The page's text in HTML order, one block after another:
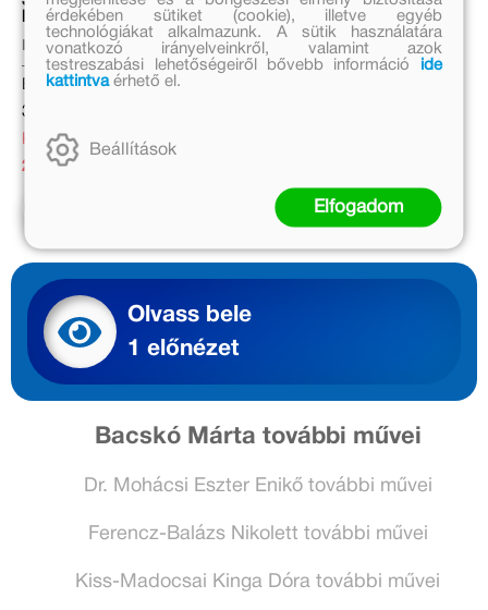
lépésre
Bacskó Márta, Dr. Mohácsi
Eszter Enikő, Ferencz-Balázs
Nikolett, Kiss-Madocsai
Kinga Dóra, Micskei-Kőrös
Katalin, Raátz Judit, Sáfrán
Eredeti ár:
3 999 Ft
Kedvezményes ár:
2 399 Ft
Olvass bele
1 előnézet
Bacskó Márta további művei
Dr. Mohácsi Eszter Enikő további művei
Ferencz-Balázs Nikolett további művei
Kiss-Madocsai Kinga Dóra további művei
érdekében sütiket (cookie), illetve egyéb
technológiákat alkalmazunk. A sütik használatára
vonatkozó irányelveinkről, valamint azok
testreszabási lehetőségeiről bővebb információ
ide
kattintvaérhető el.
Beállítások
Elfogadom